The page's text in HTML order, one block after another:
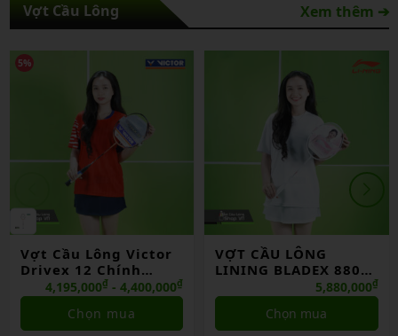
Vợt Cầu Lông Xem thêm ➔
5%
Vợt Cầu Lông Victor
Drivex 12 Chính
Hãng4,195,000₫ - 4,400,000₫
Chọn mua
VỢT CẦU LÔNG
LINING BLADEX 880
SHIDA 2026 CHÍNH
HÃNG
5,880,000₫
Chọn mua